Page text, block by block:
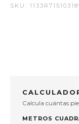
SKU:
Calcula cuántas
METROS